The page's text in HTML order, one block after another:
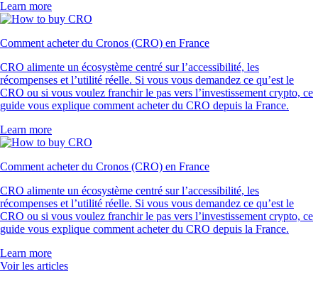
Learn more
Comment acheter du Cronos (CRO) en France
CRO alimente un écosystème centré sur l’accessibilité, les
récompenses et l’utilité réelle. Si vous vous demandez ce qu’est le
CRO ou si vous voulez franchir le pas vers l’investissement crypto, ce
guide vous explique comment acheter du CRO depuis la France.
Learn more
Comment acheter du Cronos (CRO) en France
CRO alimente un écosystème centré sur l’accessibilité, les
récompenses et l’utilité réelle. Si vous vous demandez ce qu’est le
CRO ou si vous voulez franchir le pas vers l’investissement crypto, ce
guide vous explique comment acheter du CRO depuis la France.
Learn more
Voir les articles